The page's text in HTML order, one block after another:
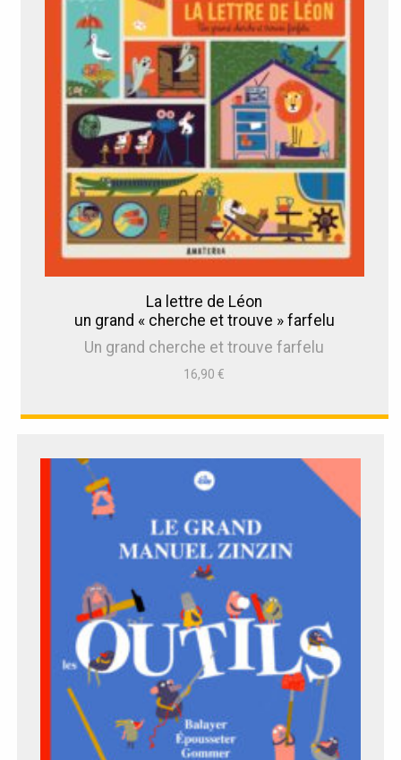
La lettre de Léon
un grand « cherche et trouve » farfelu
Un grand cherche et trouve farfelu
16,90€